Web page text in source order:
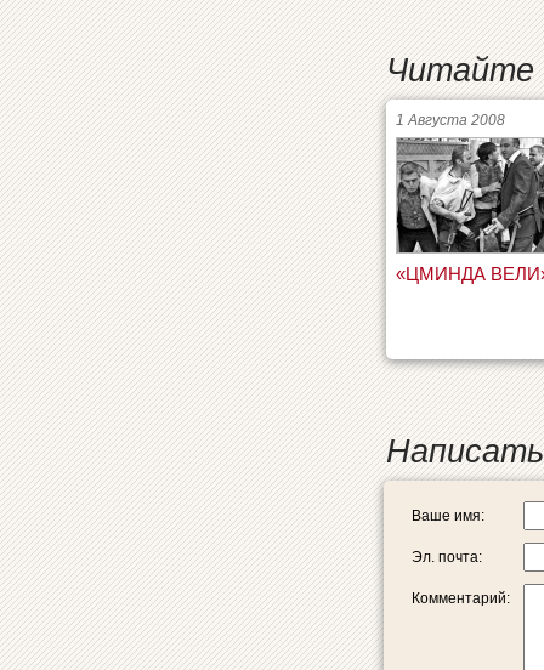
Читайте
1 Августа 2008
«ЦМИНДА
Ваше имя:
Эл. почта:
Комментарий: